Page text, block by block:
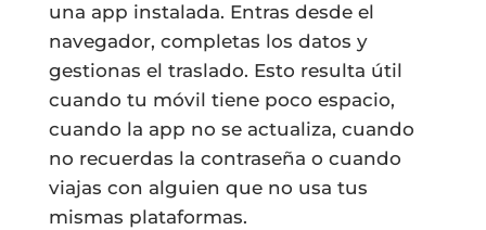
una app instalada. Entras desde el
navegador, completas los datos y
gestionas el traslado. Esto resulta útil
cuando tu móvil tiene poco espacio,
cuando la app no se actualiza, cuando
no recuerdas la contraseña o cuando
viajas con alguien que no usa tus
mismas plataformas.